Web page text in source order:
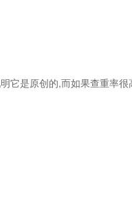
是原创的,而如果查重率很